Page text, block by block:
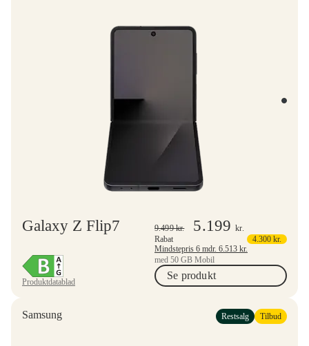
Galaxy Z Flip7
Produktdatablad
9.499kr. 5.199kr.
Rabat
4.300 kr.
Mindstepris 6 mdr. 6.513 kr.
med 50 GB Mobil
Se produkt
Samsung Restsalg Tilbud